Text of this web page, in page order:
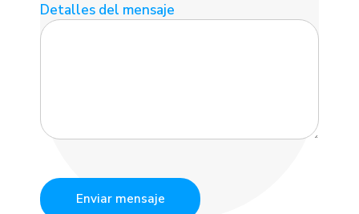
Detalles del mensaje